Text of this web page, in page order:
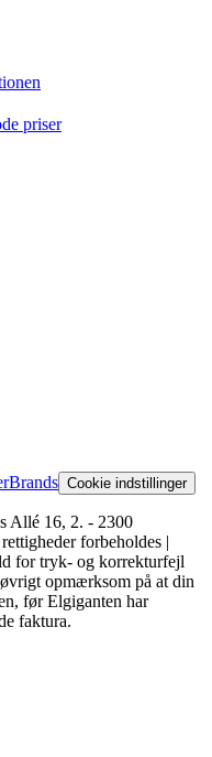
priser
Brands Cookie indstillinger
Allé 16, 2. - 2300
forbeholdes |
for tryk- og korrekturfejl
opmærksom på at din
før Elgiganten har
faktura.